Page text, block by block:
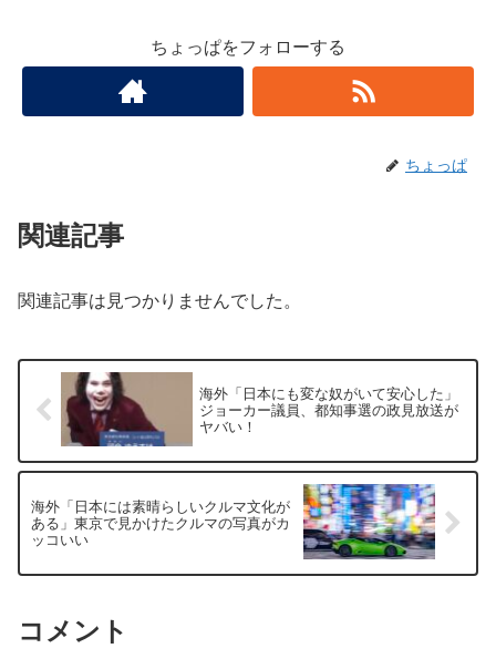
ちょっぱをフォローする
ちょっぱ
関連記事
関連記事は見つかりませんでした。
海外「日本にも変な奴がいて安心した」
ジョーカー議員、都知事選の政見放送が
ヤバい！
海外「日本には素晴らしいクルマ文化が
ある」東京で見かけたクルマの写真がカ
ッコいい
コメント